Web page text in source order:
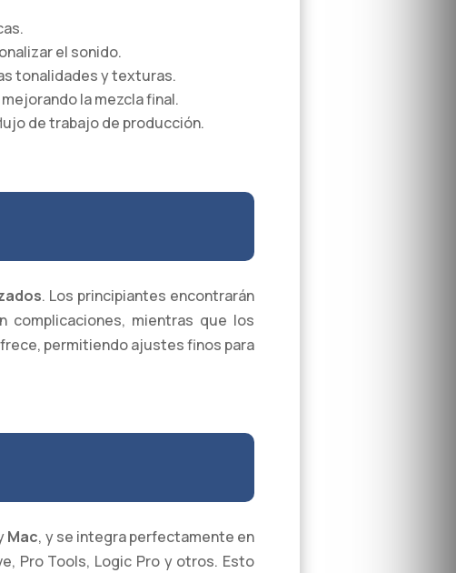
el sonido.
tonalidades y texturas.
la mezcla final.
de trabajo de producción.
. Los principiantes encontrarán
mientras que los
permitiendo ajustes finos para
Mac, y se integra perfectamente en
Pro Tools, Logic Pro y otros. Esto